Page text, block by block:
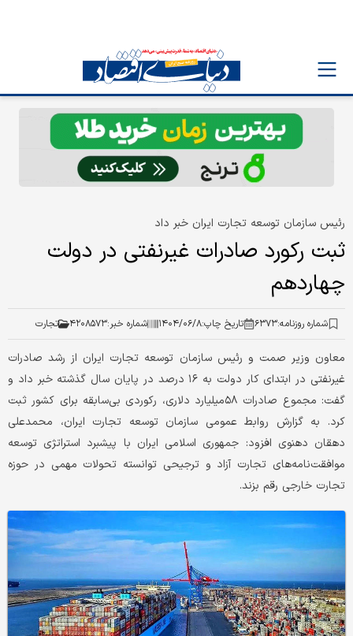
رئیس سازمان توسعه تجارت ایران خبر داد
ثبت رکورد صادرات غیرنفتی در دولت
چهاردهم
شماره روزنامه:۶۳۷۳ تاریخ چاپ:۱۴۰۴/۰۶/۸ شماره خبر:۴۲۰۸۵۷۳ تجارت
معاون وزیر صمت و رئیس سازمان توسعه تجارت ایران از رشد صادرات
غیرنفتی در ابتدای کار دولت به ۱۶ درصد در پایان سال گذشته خبر داد و
گفت: مجموع صادرات ۵۸‌میلیارد دلاری، رکوردی بی‌سابقه برای کشور ثبت
کرد. به گزارش روابط عمومی سازمان توسعه تجارت ایران، محمدعلی
دهقان دهنوی افزود: جمهوری اسلامی ایران با پیشبرد استراتژی توسعه
موافقت‌نامه‌های تجارت آزاد و ترجیحی توانسته تحولات مهمی در حوزه
تجارت خارجی رقم بزند.